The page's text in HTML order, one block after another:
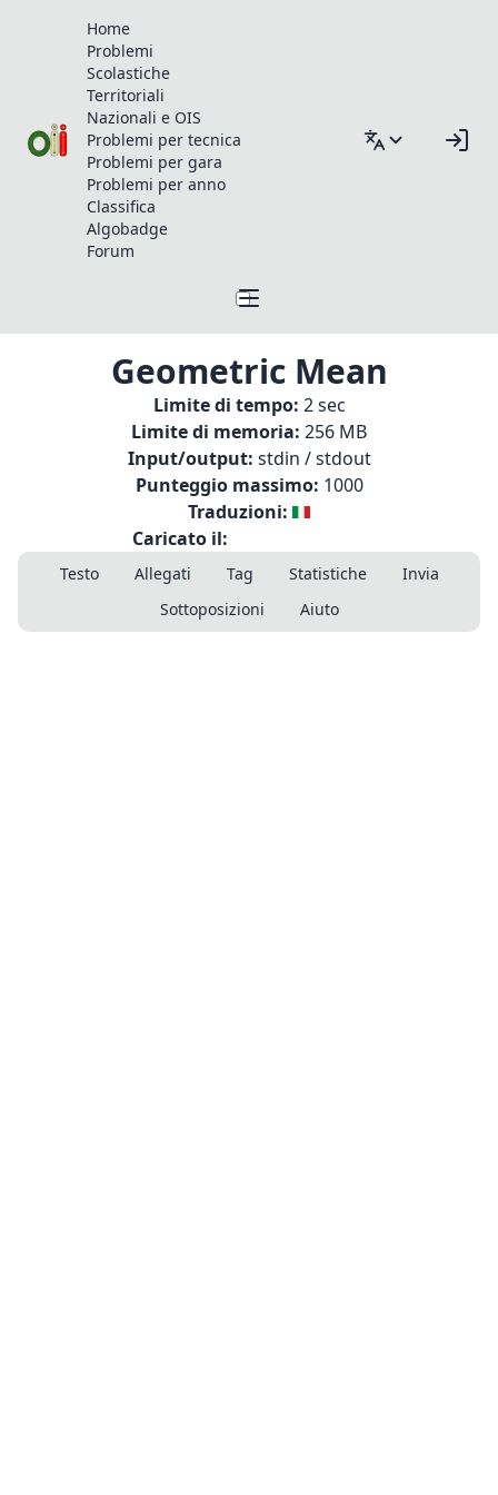
Home
Problemi
Scolastiche
Territoriali
Nazionali e OIS
Problemi per tecnica
Problemi per gara
Problemi per anno
Classifica
Algobadge
Forum
Geometric Mean
Limite di tempo: 2 sec
Limite di memoria: 256 MB
Input/output: stdin / stdout
Punteggio massimo: 1000
Traduzioni:
Caricato il:
Testo Allegati Tag Statistiche
Invia
Sottoposizioni
Aiuto